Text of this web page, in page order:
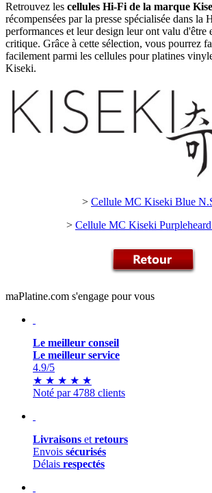
Retrouvez les cellules Hi-Fi de la marque
récompensées par la presse spécialisée dans la
performances et leur design leur ont valu d'être
critique. Grâce à cette sélection, vous pourrez
facilement parmi les cellules pour platines
Kiseki.
> Cellule MC Kiseki Blue
> Cellule MC Kiseki
maPlatine.com s'engage pour vous
Le meilleur conseil
Le meilleur service
4.9/5
★ ★ ★ ★ ★
Noté par 4788 clients
Livraisons etretours
Envois sécurisés
Délais respectés